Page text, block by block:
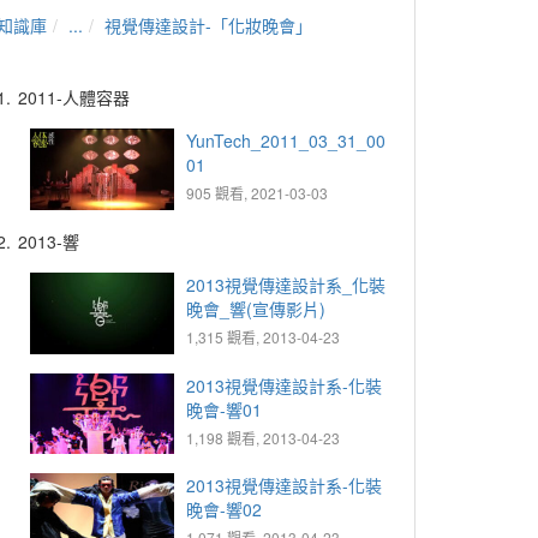
識庫 ... 視覺傳達設計-「化妝晚會」
2011-人體容器
YunTech_2011_03_31_00
01
905 觀看, 2021-03-03
2013-響
2013視覺傳達設計系_化裝
晚會_響(宣傳影片)
1,315 觀看, 2013-04-23
2013視覺傳達設計系-化裝
晚會-響01
1,198 觀看, 2013-04-23
2013視覺傳達設計系-化裝
晚會-響02